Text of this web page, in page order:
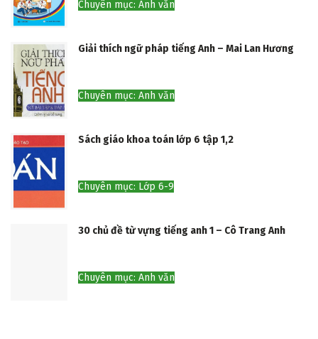
Chuyên mục: Anh văn
Giải thích ngữ pháp tiếng Anh – Mai Lan Hương
Chuyên mục: Anh văn
Sách giáo khoa toán lớp 6 tập 1,2
Chuyên mục: Lớp 6-9
30 chủ đề từ vựng tiếng anh 1 – Cô Trang Anh
Chuyên mục: Anh văn